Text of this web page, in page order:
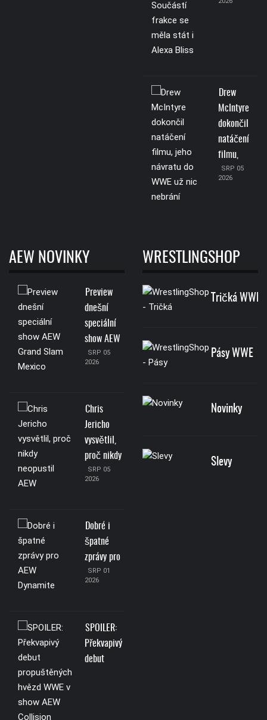
Drew
McIntyre
dokončil
natáčení
filmu,
SRP 05
2026
AEW NOVINKY
Preview
dnešní
speciální
show AEW
SRP 05
2026
Chris
Jericho
vysvětlil,
proč nikdy
SRP 05
2026
Dobré i
špatné
zprávy pro
SRP 01
2026
SPOILER:
Překvapivý
debut
WRESTLINGSHOP
Tričká WWE
Pásy WWE
Novinky
Slevy